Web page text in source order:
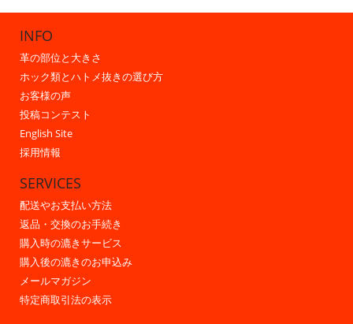
INFO
革の部位と大きさ
ホック類とハトメ抜きの選び方
お客様の声
投稿コンテスト
English Site
採用情報
SERVICES
配送やお支払い方法
返品・交換のお手続き
購入時の漉きサービス
購入後の漉きのお申込み
メールマガジン
特定商取引法の表示